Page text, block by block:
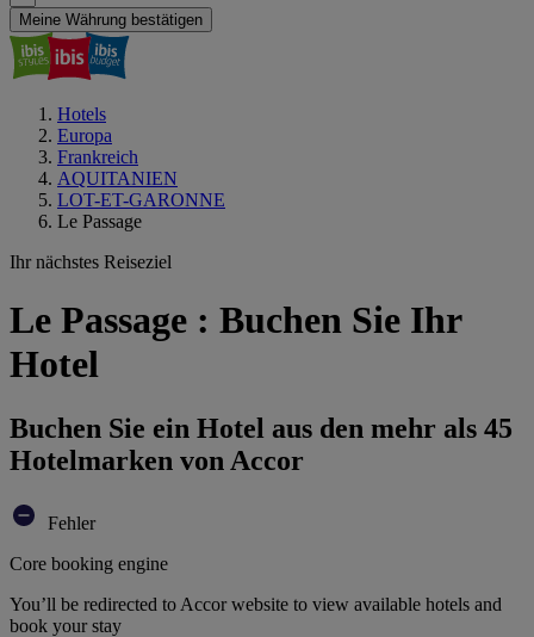
Meine Währung bestätigen
Hotels
Europa
Frankreich
AQUITANIEN
LOT-ET-GARONNE
Le Passage
Ihr nächstes Reiseziel
Le Passage : Buchen Sie Ihr
Hotel
Buchen Sie ein Hotel aus den mehr als 45
Hotelmarken von Accor
Fehler
Core booking engine
You’ll be redirected to Accor website to view available hotels and
book your stay